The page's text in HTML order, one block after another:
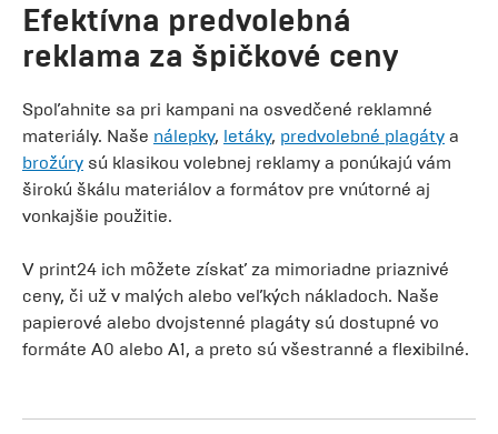
Efektívna predvolebná
reklama za špičkové ceny
Spoľahnite sa pri kampani na osvedčené reklamné
materiály. Naše nálepky, letáky, predvolebné plagáty a
brožúry sú klasikou volebnej reklamy a ponúkajú vám
širokú škálu materiálov a formátov pre vnútorné aj
vonkajšie použitie.
V print24 ich môžete získať za mimoriadne priaznivé
ceny, či už v malých alebo veľkých nákladoch. Naše
papierové alebo dvojstenné plagáty sú dostupné vo
formáte A0 alebo A1, a preto sú všestranné a flexibilné.